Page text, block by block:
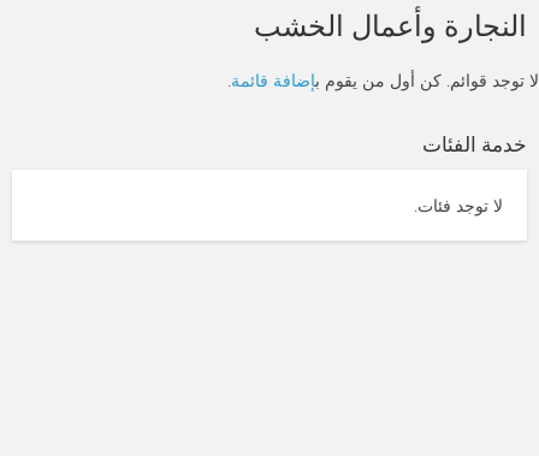
النجارة وأعمال الخشب
لا توجد قوائم. كن أول من يقوم بإضافة قائمة.
خدمة الفئات
لا توجد فئات.